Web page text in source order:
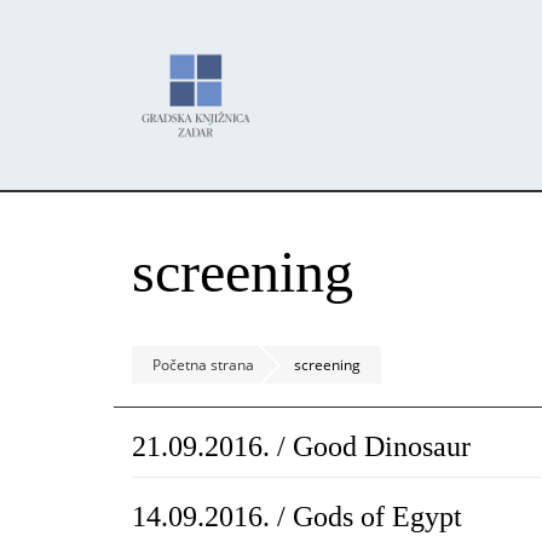
screening
Početna strana screening
21.09.2016. / Good Dinosaur
14.09.2016. / Gods of Egypt